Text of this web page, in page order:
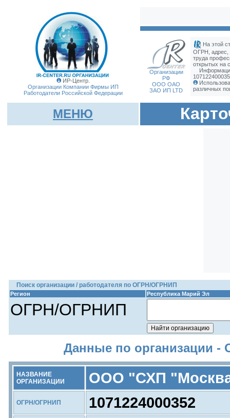
ИР-Центр.
Организации Компании Фирмы ИП
Работодатели Российской Федерации
Организации
РФ
ООО ОАО
ЗАО ИП LTD
На этой
ОГРН, адрес,
труда
открытых на
различных
МЕНЮ
Поиск организации / работодателя по ОГРН/ОГРНИП
Регион Республика Марий Эл
ОГРН/ОГРНИП
Данные по организации
НАЗВАНИЕ
ОРГАНИЗАЦИИ
ООО "СХП
ОГРН/ОГРНИП 1071224000352